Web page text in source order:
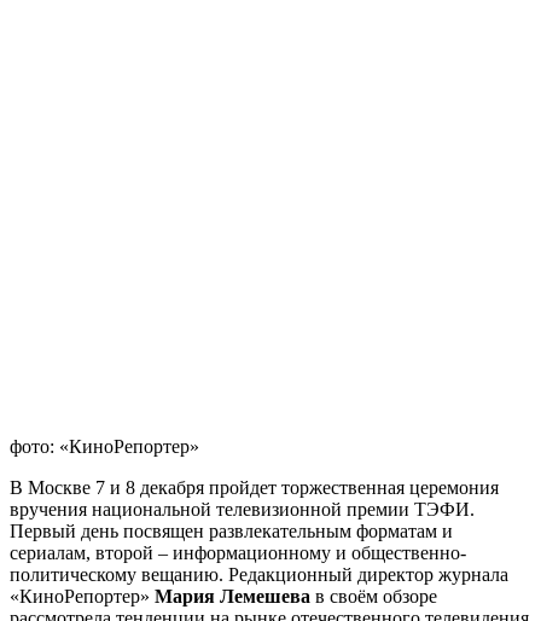
фото: «КиноРепортер»
В Москве 7 и 8 декабря пройдет торжественная церемония
вручения национальной телевизионной премии ТЭФИ.
Первый день посвящен развлекательным форматам и
сериалам, второй – информационному и общественно-
политическому вещанию. Редакционный директор журнала
«КиноРепортер» Мария Лемешева в своём обзоре